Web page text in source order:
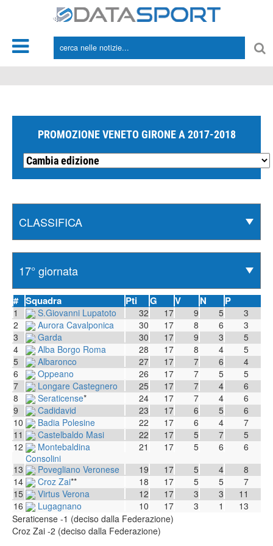
PROMOZIONE VENETO GIRONE A 2017-2018
# Squadra Pti G V N P
1 S.Giovanni Lupatoto 32 17 9 5
3
2
Aurora Cavalponica 30 17 8 6
3
3
Garda 30 17 9 3
5
4
Alba Borgo Roma 28 17 8 4
5
5
Albaronco 27 17 7 6
4
6
Oppeano 26 17 7 5
5
7
Longare Castegnero 25 17 7 4
6
8
Seraticense* 24 17 7 4
6
9
Cadidavid 23 17 6 5
6
10
Badia Polesine 22 17 6 4
7
11
Castelbaldo Masi 22 17 5 7
5
12
Montebaldina
Consolini
21 17 5 6
6
13
Povegliano Veronese 19 17 5 4
8
14
Croz Zai** 18 17 5 5
7
15
Virtus Verona 12 17 3 3
11
16
Lugagnano 10 17 3 1
13
Seraticense -1 (deciso dalla Federazione)
Croz Zai -2 (deciso dalla Federazione)